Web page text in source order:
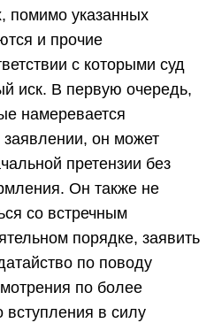
помимо указанных
и прочие
с которыми суд
иск. В первую очередь,
намеревается
заявлении, он может
претензии без
Он также не
со встречным
порядке, заявить
по поводу
по более
в силу